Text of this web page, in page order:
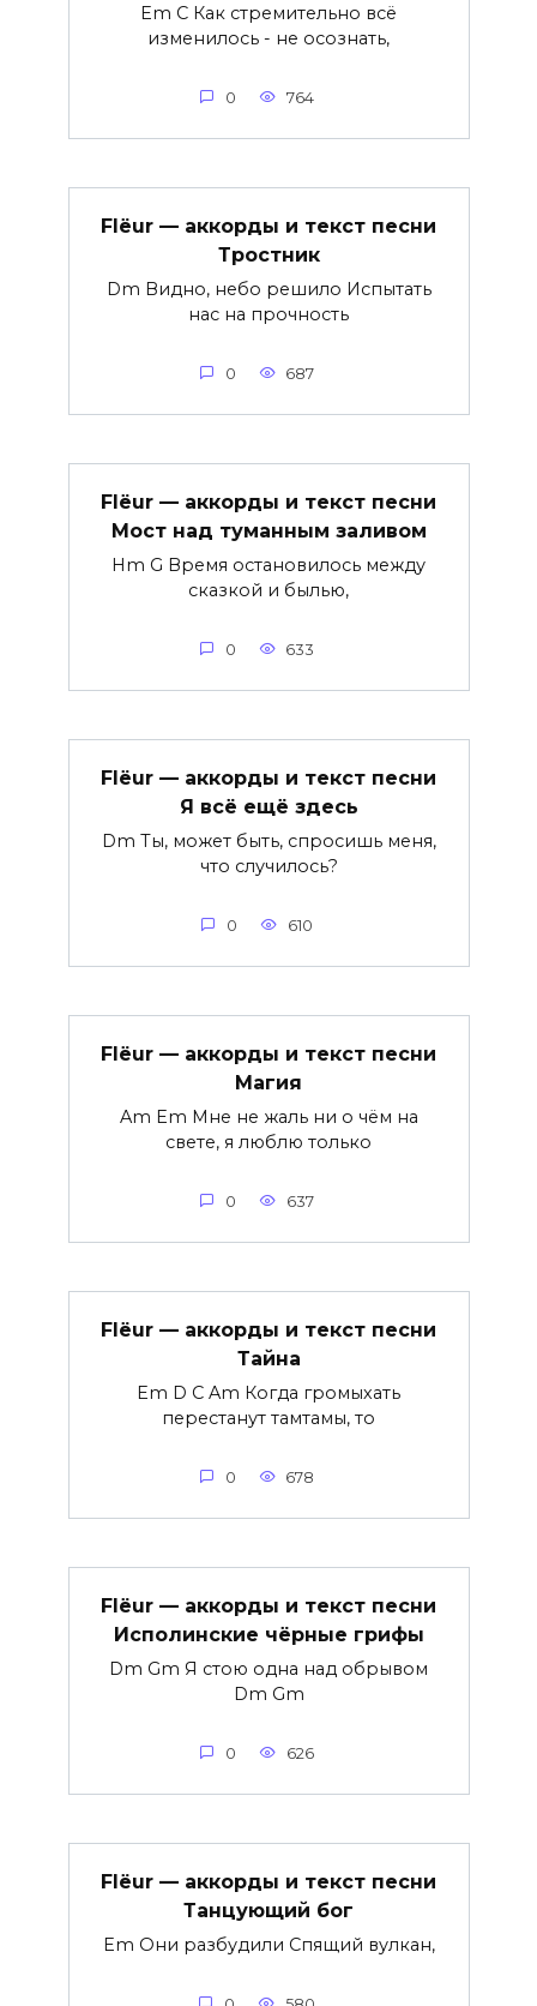
Em C Как стремительно всё
изменилось - не осознать,
0 764
Flëur — аккорды и текст песни
Тростник
Dm Видно, небо решило Испытать
нас на прочность
0 687
Flëur — аккорды и текст песни
Мост над туманным заливом
Hm G Время остановилось между
сказкой и былью,
0 633
Flëur — аккорды и текст песни
Я всё ещё здесь
Dm Ты, может быть, спросишь меня,
что случилось?
0 610
Flëur — аккорды и текст песни
Магия
Am Em Мне не жаль ни о чём на
свете, я люблю только
0 637
Flëur — аккорды и текст песни
Тайна
Em D C Am Когда громыхать
перестанут тамтамы, то
0 678
Flëur — аккорды и текст песни
Исполинские чёрные грифы
Dm Gm Я стою одна над обрывом
Dm Gm
0 626
Flëur — аккорды и текст песни
Танцующий бог
Em Они разбудили Спящий вулкан,